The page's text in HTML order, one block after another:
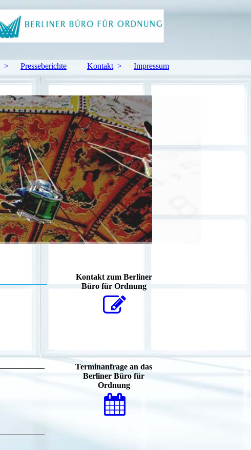
Presseberichte Kontakt Impressum
Kontakt zum Berliner
Büro für Ordnung
Terminanfrage an das
Berliner Büro für
Ordnung